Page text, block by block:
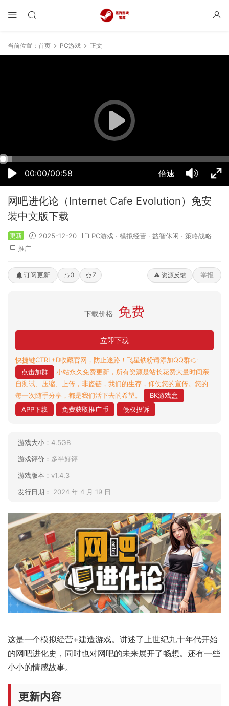
当前位置： 首页 PC游戏 正文
00:00/00:58 倍速
50% 75% 100%
网吧进化论（Internet Cafe Evolution）免安
装中文版下载
更新 2025-12-20 PC游戏 · 模拟经营 · 益智休闲 · 策略战略
推广
订阅更新 0 7 ⚠️ 资源反馈 举报
下载价格 免费
立即下载
快捷键CTRL+D收藏官网，防止迷路！飞星铁粉请添加QQ群👉
点击加群
小站永久免费更新，所有资源是站长花费大量时间亲
自测试、压缩、上传，非盗链，我们的生存，仰仗您的宣传。您的
每一次随手分享，都是我们活下去的希望。
BK游戏盒
APP下载
免费获取推广币 侵权投诉
游戏大小： 4.5GB
游戏评价： 多半好评
游戏版本： v1.4.3
发行日期：
2024 年 4 月 19 日
这是一个模拟经营+建造游戏。讲述了上世纪九十年代开始
的网吧进化史，同时也对网吧的未来展开了畅想。还有一些
小小的情感故事。
更新内容